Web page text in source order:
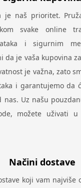
je naš prioritet.
svake online
i sigurnim
da je vaša kupovina
je važna, zato
i garantujemo da
nas. Uz našu
možete uživati
Načini dostave
koji vam najviše